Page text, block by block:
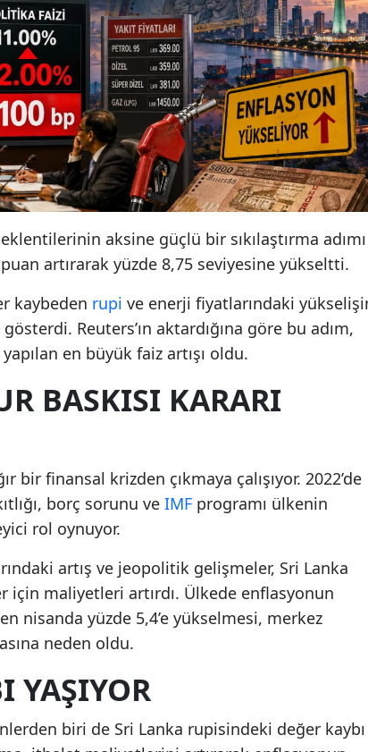
aksine güçlü bir sıkılaştırma adımı
artırarak yüzde 8,75 seviyesine yükseltti.
kaybeden rupi ve enerji fiyatlarındaki
Reuters’ın aktardığına göre bu adım,
en büyük faiz artışı oldu.
BASKISI KARARI
bir finansal krizden çıkmaya çalışıyor. 2022’de
borç sorunu ve IMF programı ülkenin
rol oynuyor.
artış ve jeopolitik gelişmeler, Sri Lanka
için maliyetleri artırdı. Ülkede enflasyonun
nisanda yüzde 5,4’e yükselmesi, merkez
neden oldu.
YAŞIYOR
biri de Sri Lanka rupisindeki değer kaybı